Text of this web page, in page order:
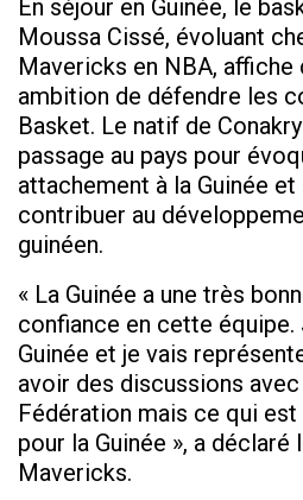
En séjour en Guinée, le
Moussa Cissé, évoluant
Mavericks en NBA,
ambition de défendre les
Basket. Le natif de
passage au pays pour
attachement à la Guinée
contribuer au
guinéen.
« La Guinée a une très
confiance en cette équipe.
Guinée et je vais
avoir des discussions
Fédération mais ce qui est
pour la Guinée », a déclaré
Mavericks.